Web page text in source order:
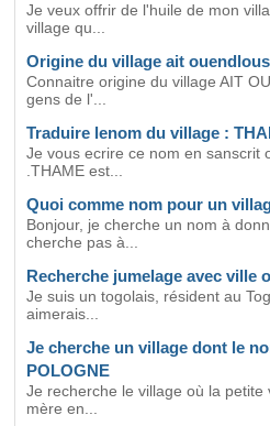
Je veux offrir de l'huile de mon
village qu...
Origine du village ait ouendlous
Connaitre origine du village AIT
gens de l'...
Traduire lenom du village :
Je vous ecrire ce nom en sanscrit
.THAME est...
Quoi comme nom pour un
Bonjour, je cherche un nom à
cherche pas à...
Recherche jumelage avec ville
Je suis un togolais, résident au
aimerais...
Je cherche un village dont le
POLOGNE
Je recherche le village où la petite
mère en...